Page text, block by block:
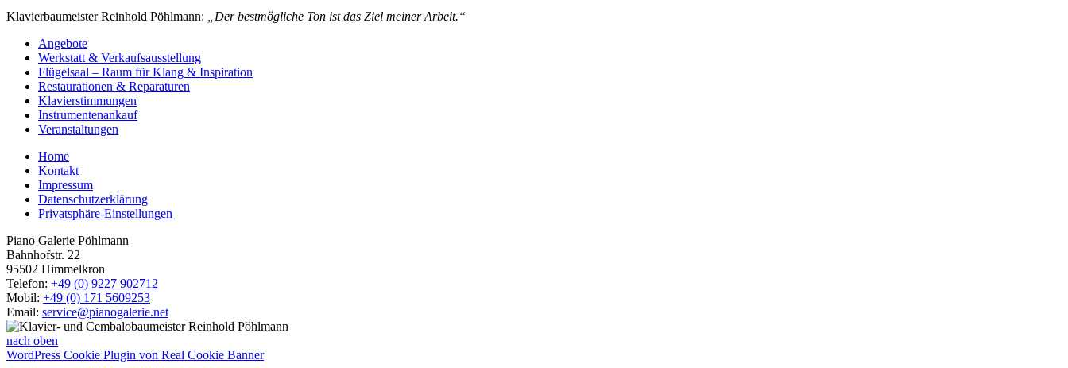
Klavierbaumeister Reinhold Pöhlmann:
„Der bestmögliche Ton ist das Ziel meiner Arbeit.“
Angebote
Werkstatt & Verkaufsausstellung
Flügelsaal – Raum für Klang & Inspiration
Restaurationen & Reparaturen
Klavierstimmungen
Instrumentenankauf
Veranstaltungen
Home
Kontakt
Impressum
Datenschutzerklärung
Privatsphäre-Einstellungen
Piano Galerie Pöhlmann
Bahnhofstr. 22
95502 Himmelkron
Telefon: +49 (0) 9227 902712
Mobil: +49 (0) 171 5609253
Email: service@pianogalerie.net
nach oben
WordPress Cookie Plugin von Real Cookie Banner